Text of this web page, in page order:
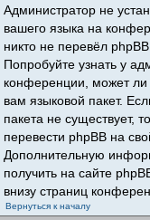
Администратор не
вашего языка на
никто не перевёл
Попробуйте узнать у
конференции, может ли
вам языковой пакет.
пакета не существует,
перевести phpBB на
Дополнительную
получить на сайте
внизу страниц
Вернуться к началу